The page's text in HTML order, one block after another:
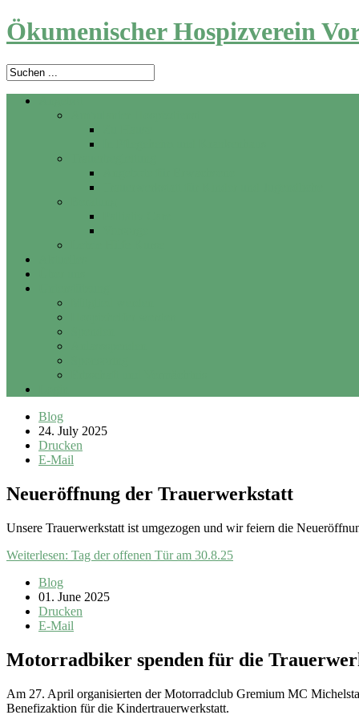
Ökumenischer Hospizverein
Blog
24. July 2025
Drucken
E-Mail
Neueröffnung der Trauerwerkstatt
Unsere Trauerwerkstatt ist umgezogen und wir feiern die
Weiterlesen: Tag der offenen Tür am 30.8.25
Blog
01. June 2025
Drucken
E-Mail
Motorradbiker spenden für die
Am 27. April organisierten der Motorradclub Gremium MC
Benefizaktion für die Kindertrauerwerkstatt.